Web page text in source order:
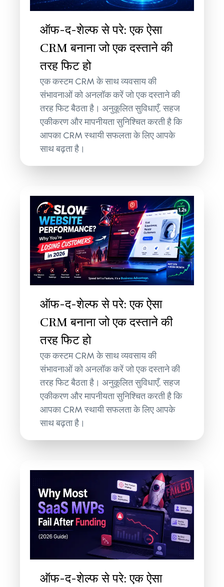
ऑफ-द-शेल्फ से परे: एक ऐसा
CRM बनाना जो एक दस्ताने की
तरह फिट हो
एक कस्टम CRM के साथ व्यवसाय की
संभावनाओं को अनलॉक करें जो एक दस्ताने की
तरह फिट बैठता है। अनुकूलित सुविधाएँ, सहज
एकीकरण और मापनीयता सुनिश्चित करती है कि
आपका CRM स्थायी सफलता के लिए आपके
साथ बढ़ता है।
ऑफ-द-शेल्फ से परे: एक ऐसा
CRM बनाना जो एक दस्ताने की
तरह फिट हो
एक कस्टम CRM के साथ व्यवसाय की
संभावनाओं को अनलॉक करें जो एक दस्ताने की
तरह फिट बैठता है। अनुकूलित सुविधाएँ, सहज
एकीकरण और मापनीयता सुनिश्चित करती है कि
आपका CRM स्थायी सफलता के लिए आपके
साथ बढ़ता है।
ऑफ-द-शेल्फ से परे: एक ऐसा